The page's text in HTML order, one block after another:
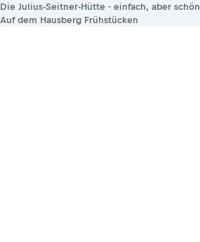
Die Julius-Seitner-Hütte - einfach, aber schön
Auf dem Hausberg Frühstücken